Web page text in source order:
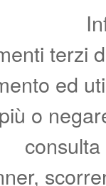
terzi
ed
o